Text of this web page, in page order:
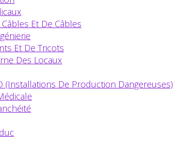
Et De Câbles
Et De Tricots
Des Locaux
(installations De Production Dangereuses)